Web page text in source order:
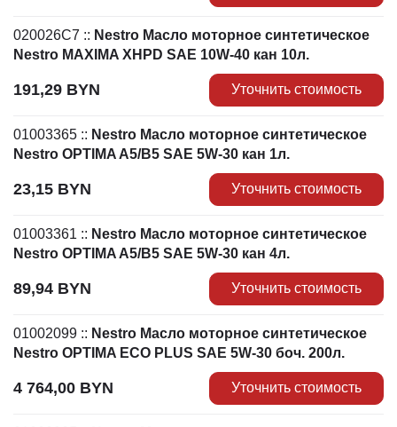
020026C7 :: Nestro Масло моторное синтетическое
Nestro MAXIMA XHPD SAE 10W-40 кан 10л.
191,29 BYN Уточнить стоимость
01003365 :: Nestro Масло моторное синтетическое
Nestro OPTIMA A5/B5 SAE 5W-30 кан 1л.
23,15 BYN Уточнить стоимость
01003361 :: Nestro Масло моторное синтетическое
Nestro OPTIMA A5/B5 SAE 5W-30 кан 4л.
89,94 BYN Уточнить стоимость
01002099 :: Nestro Масло моторное синтетическое
Nestro OPTIMA ECO PLUS SAE 5W-30 боч. 200л.
4 764,00 BYN Уточнить стоимость